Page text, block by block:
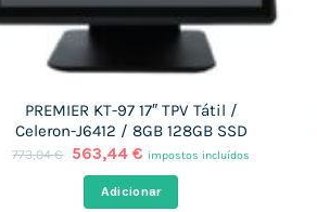
PREMIER KT-97 17″ TPV Tátil /
Celeron-J6412 / 8GB 128GB SSD
773,04€
O
original
era:
563,44€ O
preço
atual
é:
impostos incluídos
Adicionar